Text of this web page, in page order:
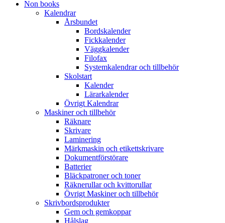
Non books
Kalendrar
Årsbundet
Bordskalender
Fickkalender
Väggkalender
Filofax
Systemkalendrar och tillbehör
Skolstart
Kalender
Lärarkalender
Övrigt Kalendrar
Maskiner och tillbehör
Räknare
Skrivare
Laminering
Märkmaskin och etikettskrivare
Dokumentförstörare
Batterier
Bläckpatroner och toner
Räknerullar och kvittorullar
Övrigt Maskiner och tillbehör
Skrivbordsprodukter
Gem och gemkoppar
Hålslag